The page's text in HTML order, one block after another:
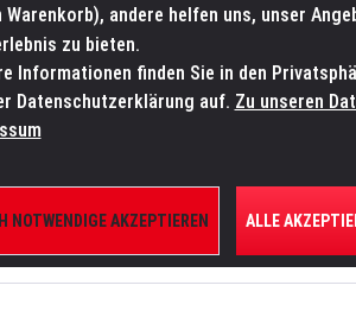
24/7: sales@lmp.de SERVICE-
SERVICE ÜBER UNS
andere helfen uns, unser
zu bieten.
finden Sie in den
Datenschutzerklärung auf. Zu unseren
NOTWENDIGE AKZEPTIEREN ALLE